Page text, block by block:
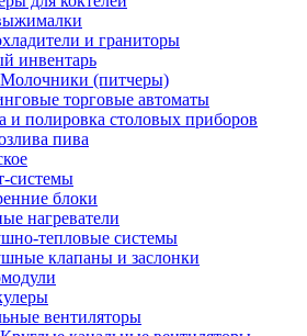
и граниторы
инвентарь
Молочники (питчеры)
торговые автоматы
и полировка столовых приборов
пива
системы
блоки
нагреватели
тепловые системы
клапаны и заслонки
вентиляторы